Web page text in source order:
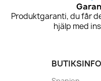
Produktgaranti, du får
hjälp med